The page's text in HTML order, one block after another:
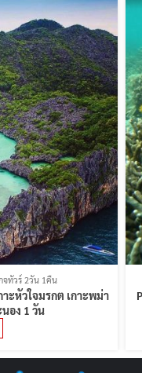
จทัวร์ 2วัน 1คืน
ะหัวใจมรกต เกาะพม่า
อง 1 วัน